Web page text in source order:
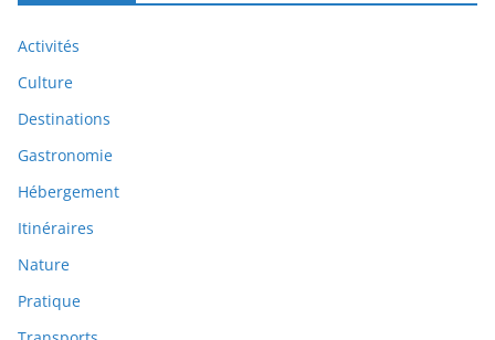
Activités
Culture
Destinations
Gastronomie
Hébergement
Itinéraires
Nature
Pratique